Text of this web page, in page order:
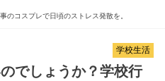
のコスプレで日頃のストレス発散を。
学校生活
でしょうか？学校行